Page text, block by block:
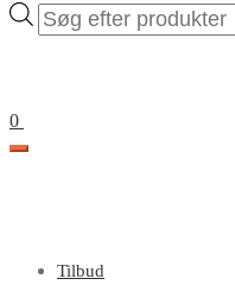
Products
search
0
Tilbud